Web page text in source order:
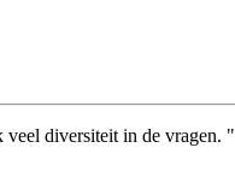
diversiteit in de vragen. "